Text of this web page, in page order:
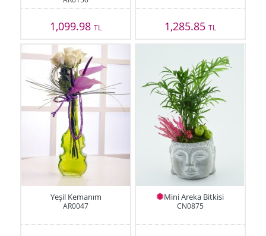
1,099.98TL 1,285.85 TL
Yeşil Kemanım
AR0047
Mini Areka Bitkisi
CN0875